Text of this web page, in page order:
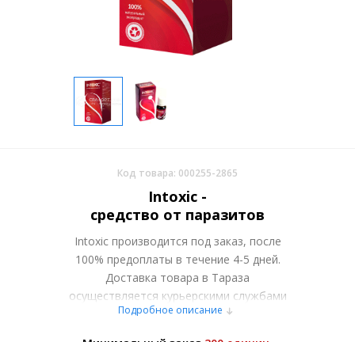
Код товара: 000255-2865
Intoxic -
средство от паразитов
Intoxic производится под заказ, после
100% предоплаты в течение 4-5 дней.
Доставка товара в Тараза
осуществляется курьерскими службами
или самовывозом со склада в Москве.
Подробное описание